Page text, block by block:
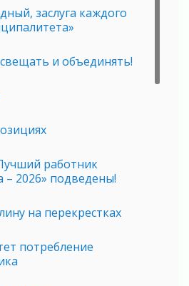
заслуга каждого
и объединять!
работник
– 2026» подведены!
на перекрестках
потребление